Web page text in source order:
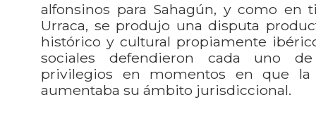
alfonsinos para Sahagún, y como en
Urraca, se produjo una disputa
histórico y cultural propiamente
sociales defendieron cada uno
privilegios en momentos en que la
aumentaba su ámbito jurisdiccional.